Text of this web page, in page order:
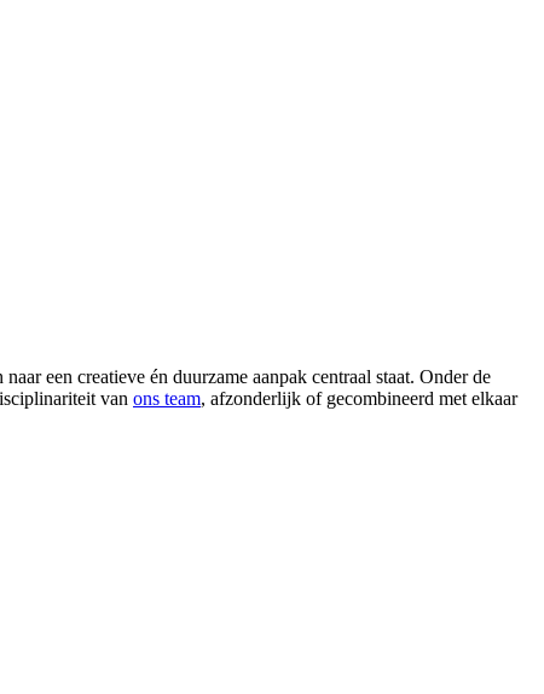
een creatieve én duurzame aanpak centraal staat. Onder de
van ons team, afzonderlijk of gecombineerd met elkaar